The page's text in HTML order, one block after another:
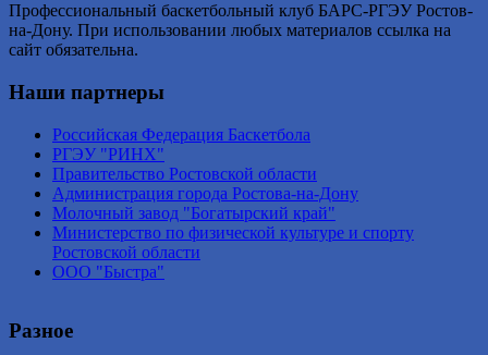
Профессиональный баскетбольный клуб БАРС-РГЭУ Ростов-
на-Дону. При использовании любых материалов ссылка на
сайт обязательна.
Наши партнеры
Российская Федерация Баскетбола
РГЭУ "РИНХ"
Правительство Ростовской области
Администрация города Ростова-на-Дону
Молочный завод "Богатырский край"
Министерство по физической культуре и спорту
Ростовской области
ООО "Быстра"
Разное